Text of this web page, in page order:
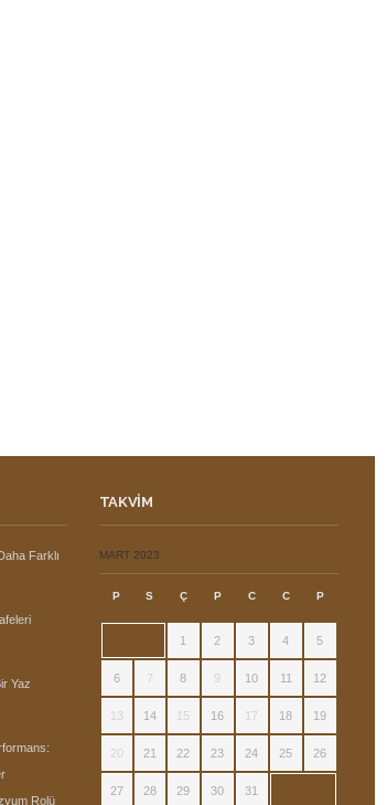
Farklı
Yaz
Rolü
TAKVIM
MART 2023
P S Ç P C C P
1 2 3 4 5
6 7 8 9 10 11 12
13 14 15 16 17 18 19
20 21 22 23 24 25 26
27 28 29 30 31